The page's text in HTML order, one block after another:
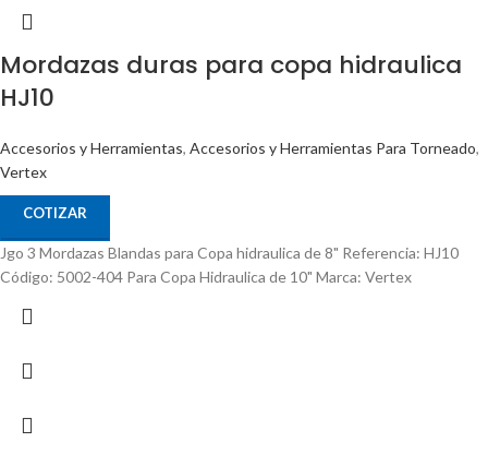
Mordazas duras para copa hidraulica
HJ10
Accesorios y Herramientas, Accesorios y Herramientas Para Torneado,
Vertex
COTIZAR
Jgo 3 Mordazas Blandas para Copa hidraulica de 8" Referencia: HJ10
Código: 5002-404 Para Copa Hidraulica de 10" Marca: Vertex